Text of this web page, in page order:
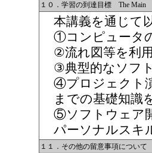
１０．学習の到達目標 The
本講義を通じて
①コンピュータ
②流れ図等を利
③典型的なソフ
④プロジェクト
までの基礎知識
⑤ソフトウェア
パーソナルスキ
１１．その他の留意事項につい